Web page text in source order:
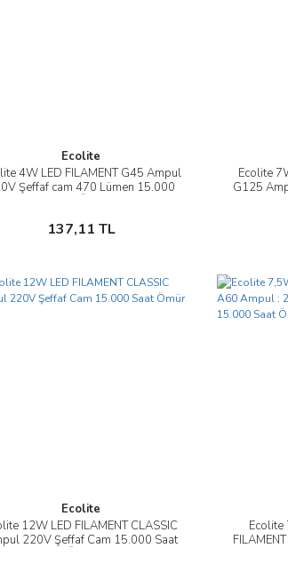
Ecolite
4W LED FILAMENT G45 Ampul
Şeffaf cam 470 Lümen 15.000
137,11 TL
İncele
Sepete Ekle
Ecolite
G125
Ecolite
12W LED FILAMENT CLASSIC
220V Şeffaf Cam 15.000 Saat
İncele
Ecolite